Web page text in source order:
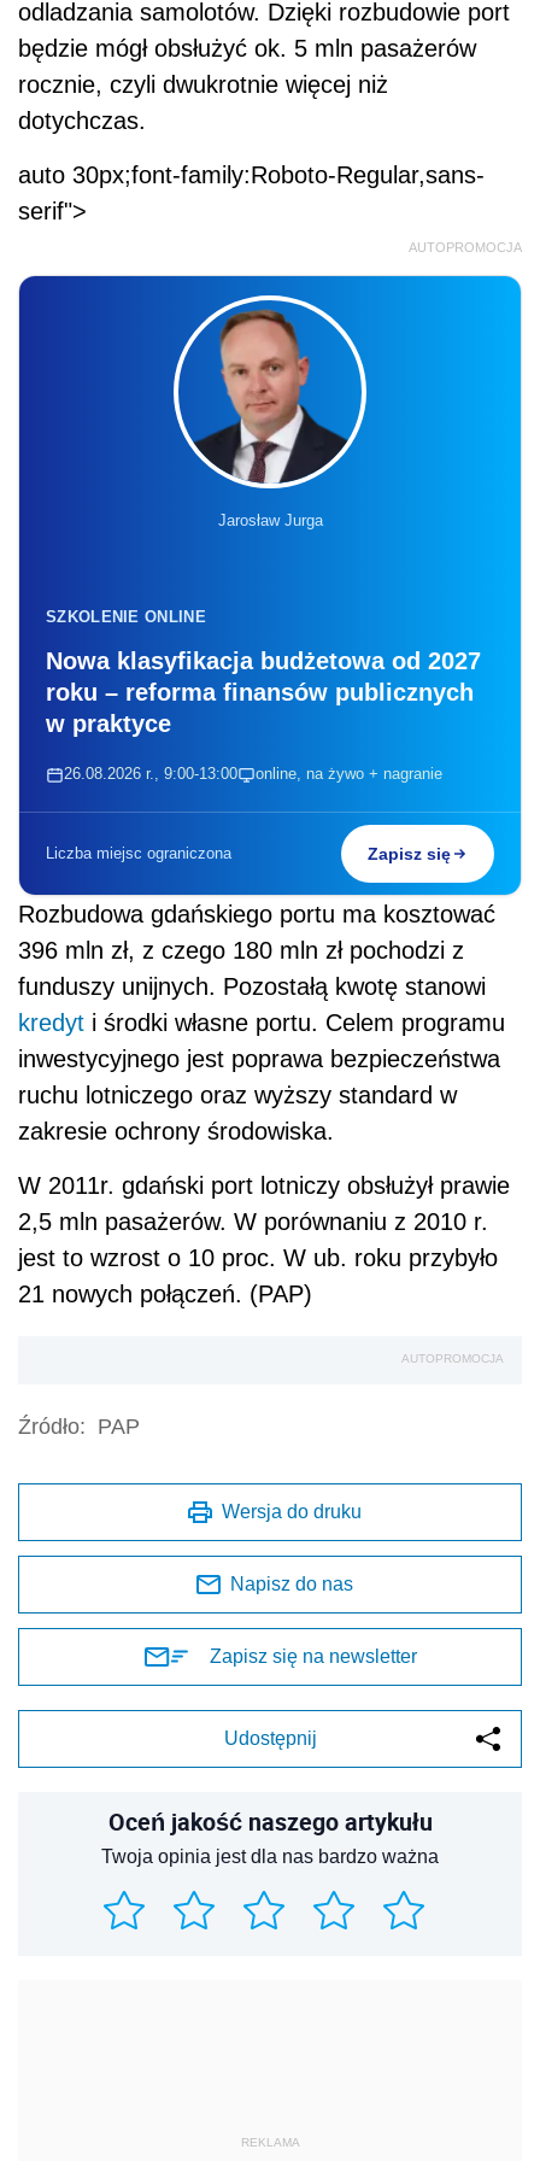
odladzania samolotów. Dzięki rozbudowie port
będzie mógł obsłużyć ok. 5 mln pasażerów
rocznie, czyli dwukrotnie więcej niż
dotychczas.
auto 30px;font-family:Roboto-Regular,sans-
serif">
AUTOPROMOCJA
Jarosław Jurga
SZKOLENIE ONLINE
Nowa klasyfikacja budżetowa od 2027
roku – reforma finansów publicznych
w praktyce
26.08.2026 r., 9:00-13:00 online, na żywo + nagranie
Liczba miejsc ograniczona Zapisz się
Rozbudowa gdańskiego portu ma kosztować
396 mln zł, z czego 180 mln zł pochodzi z
funduszy unijnych. Pozostałą kwotę stanowi
kredyt i środki własne portu. Celem programu
inwestycyjnego jest poprawa bezpieczeństwa
ruchu lotniczego oraz wyższy standard w
zakresie ochrony środowiska.
W 2011r. gdański port lotniczy obsłużył prawie
2,5 mln pasażerów. W porównaniu z 2010 r.
jest to wzrost o 10 proc. W ub. roku przybyło
21 nowych połączeń. (PAP)
AUTOPROMOCJA
Źródło: PAP
Wersja do druku
Napisz do nas
Zapisz się na newsletter
Udostępnij
Oceń jakość naszego artykułu
Twoja opinia jest dla nas bardzo ważna
REKLAMA